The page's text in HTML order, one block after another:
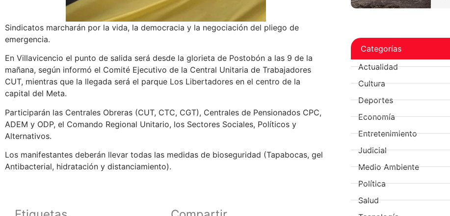
Sindicatos marcharán por la vida, la democracia y la negociación del pliego de
emergencia.
En Villavicencio el punto de salida será desde la glorieta de Postobón a las 9 de la
mañana, según informó el Comité Ejecutivo de la Central Unitaria de Trabajadores
CUT, mientras que la llegada será el parque Los Libertadores en el centro de la
capital del Meta.
Participarán las Centrales Obreras (CUT, CTC, CGT), Centrales de Pensionados CPC,
ADEM y ODP, el Comando Regional Unitario, los Sectores Sociales, Políticos y
Alternativos.
Los manifestantes deberán llevar todas las medidas de bioseguridad (Tapabocas, gel
Antibacterial, hidratación y distanciamiento).
Categorías
Actualidad
Cultura
Deportes
Economía
Entretenimiento
Judicial
Medio Ambiente
Política
Salud